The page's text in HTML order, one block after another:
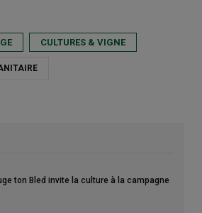
CULTURES & VIGNE
ton Bled invite la culture à la campagne